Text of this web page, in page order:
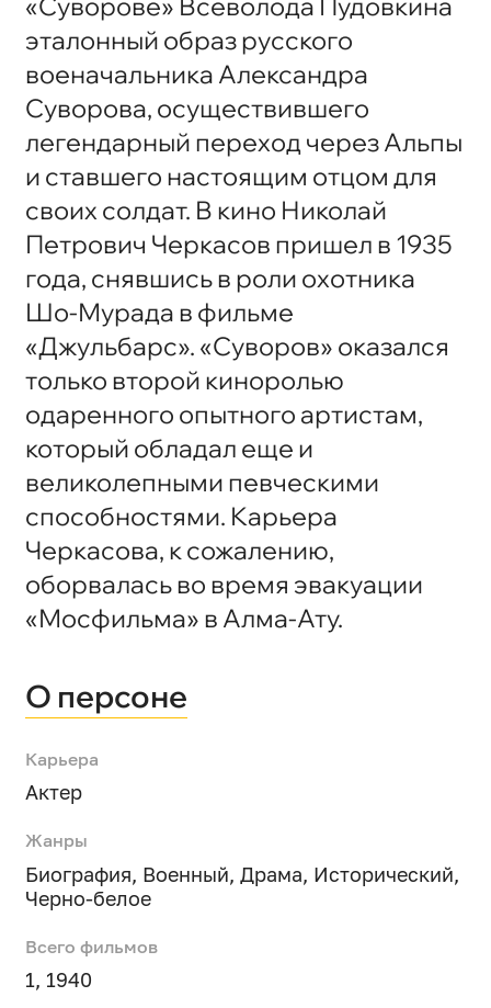
эталонный образ русского
военачальника Александра
Суворова, осуществившего
легендарный переход через Альпы
и ставшего настоящим отцом для
своих солдат. В кино Николай
Петрович Черкасов пришел в 1935
года, снявшись в роли охотника
Шо-Мурада в фильме
«Джульбарс». «Суворов» оказался
только второй киноролью
одаренного опытного артистам,
который обладал еще и
великолепными певческими
способностями. Карьера
Черкасова, к сожалению,
оборвалась во время эвакуации
«Мосфильма» в Алма-Ату.
О персоне
Карьера
Актер
Жанры
Биография, Военный, Драма, Исторический,
Черно-белое
Всего фильмов
1, 1940